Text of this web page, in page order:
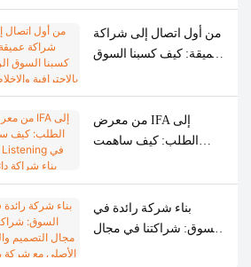
من أول اتصال إلى شراكة
عميقة: كيف كسبنا السوق
والإخلاص في عام واحد
من معرض IFA إلى
الطلب: كيف ساهمت
شراكة دائمة مع شركة
SOGO الإسبانية
بناء شركة رائدة في
السوق: شراكتنا في مجال